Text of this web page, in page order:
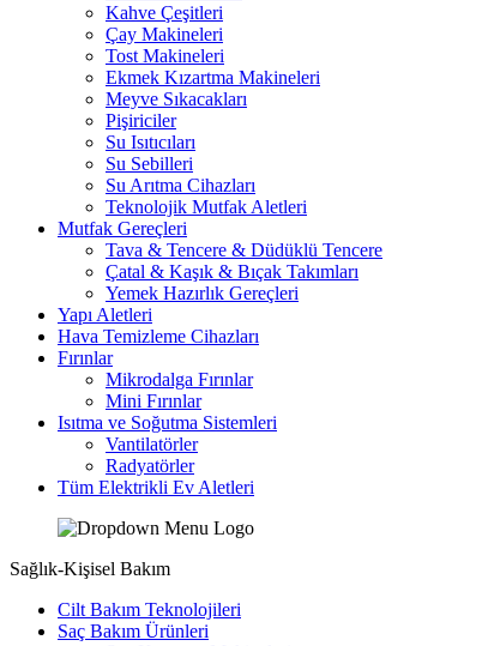
Kahve Çeşitleri
Çay Makineleri
Tost Makineleri
Ekmek Kızartma Makineleri
Meyve Sıkacakları
Pişiriciler
Su Isıtıcıları
Su Sebilleri
Su Arıtma Cihazları
Teknolojik Mutfak Aletleri
Mutfak Gereçleri
Tava & Tencere & Düdüklü Tencere
Çatal & Kaşık & Bıçak Takımları
Yemek Hazırlık Gereçleri
Yapı Aletleri
Hava Temizleme Cihazları
Fırınlar
Mikrodalga Fırınlar
Mini Fırınlar
Isıtma ve Soğutma Sistemleri
Vantilatörler
Radyatörler
Tüm Elektrikli Ev Aletleri
Sağlık-Kişisel Bakım
Cilt Bakım Teknolojileri
Saç Bakım Ürünleri